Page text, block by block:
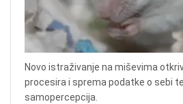
Novo istraživanje na miševima
procesira i sprema podatke o sebi
samopercepcija.